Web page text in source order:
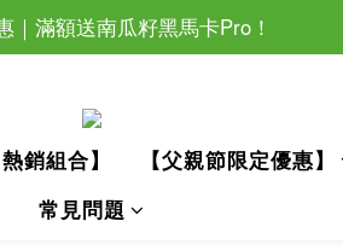
｜滿額送南瓜籽黑馬卡Pro！
｜滿額送南瓜籽黑馬卡Pro！
｜滿額送南瓜籽黑馬卡Pro！
熱銷組合】 【父親節限定優惠】
常見問題